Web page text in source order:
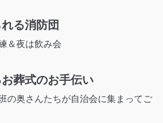
る消防団
＆夜は飲み会
葬式のお手伝い
奥さんたちが自治会に集まってご